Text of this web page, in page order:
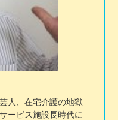
人、在宅介護の地獄
ービス施設長時代に